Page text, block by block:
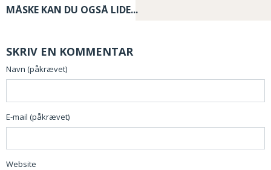
MÅSKE KAN DU OGSÅ LIDE...
SKRIV EN KOMMENTAR
Navn (påkrævet)
E-mail (påkrævet)
Website